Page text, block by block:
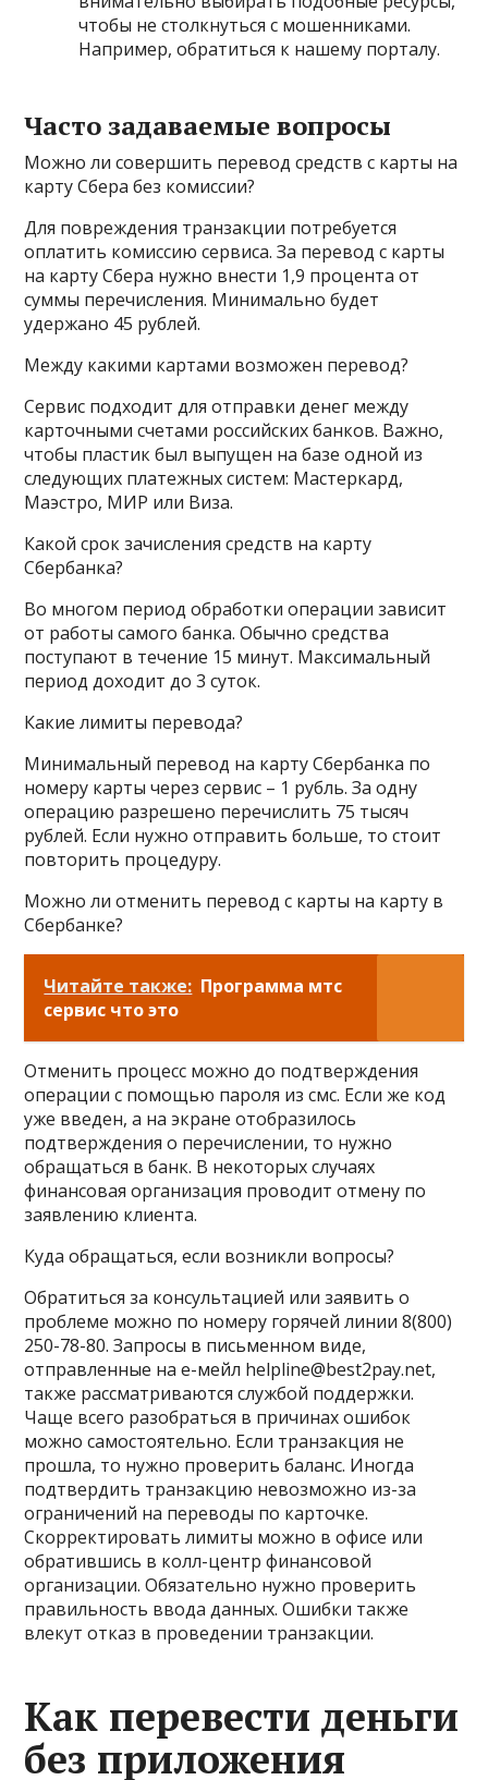
чтобы не столкнуться с мошенниками.
Например, обратиться к нашему порталу.
Часто задаваемые вопросы
Можно ли совершить перевод средств с карты на
карту Сбера без комиссии?
Для повреждения транзакции потребуется
оплатить комиссию сервиса. За перевод с карты
на карту Сбера нужно внести 1,9 процента от
суммы перечисления. Минимально будет
удержано 45 рублей.
Между какими картами возможен перевод?
Сервис подходит для отправки денег между
карточными счетами российских банков. Важно,
чтобы пластик был выпущен на базе одной из
следующих платежных систем: Мастеркард,
Маэстро, МИР или Виза.
Какой срок зачисления средств на карту
Сбербанка?
Во многом период обработки операции зависит
от работы самого банка. Обычно средства
поступают в течение 15 минут. Максимальный
период доходит до 3 суток.
Какие лимиты перевода?
Минимальный перевод на карту Сбербанка по
номеру карты через сервис – 1 рубль. За одну
операцию разрешено перечислить 75 тысяч
рублей. Если нужно отправить больше, то стоит
повторить процедуру.
Можно ли отменить перевод с карты на карту в
Сбербанке?
Читайте также: Программа мтс
сервис что это
Отменить процесс можно до подтверждения
операции с помощью пароля из смс. Если же код
уже введен, а на экране отобразилось
подтверждения о перечислении, то нужно
обращаться в банк. В некоторых случаях
финансовая организация проводит отмену по
заявлению клиента.
Куда обращаться, если возникли вопросы?
Обратиться за консультацией или заявить о
проблеме можно по номеру горячей линии 8(800)
250-78-80. Запросы в письменном виде,
отправленные на е-мейл helpline@best2pay.net,
также рассматриваются службой поддержки.
Чаще всего разобраться в причинах ошибок
можно самостоятельно. Если транзакция не
прошла, то нужно проверить баланс. Иногда
подтвердить транзакцию невозможно из-за
ограничений на переводы по карточке.
Скорректировать лимиты можно в офисе или
обратившись в колл-центр финансовой
организации. Обязательно нужно проверить
правильность ввода данных. Ошибки также
влекут отказ в проведении транзакции.
Как перевести деньги
без приложения